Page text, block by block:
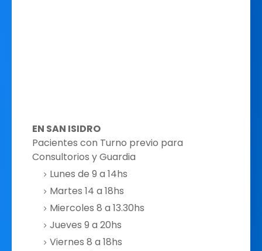
EN SAN ISIDRO
Pacientes con Turno previo para
Consultorios y Guardia
Lunes de 9 a 14hs
Martes 14 a 18hs
Miercoles 8 a 13.30hs
Jueves 9 a 20hs
Viernes 8 a 18hs